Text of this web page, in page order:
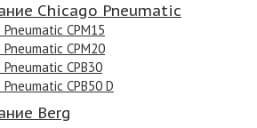
Chicago Pneumatic
Pneumatic CPM15
Pneumatic CPM20
Pneumatic CPB30
CPB50 D
Berg